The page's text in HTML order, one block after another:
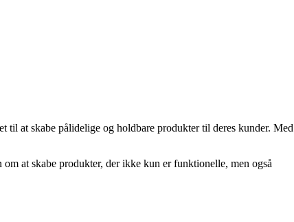
at skabe pålidelige og holdbare produkter til deres kunder. Med
at skabe produkter, der ikke kun er funktionelle, men også